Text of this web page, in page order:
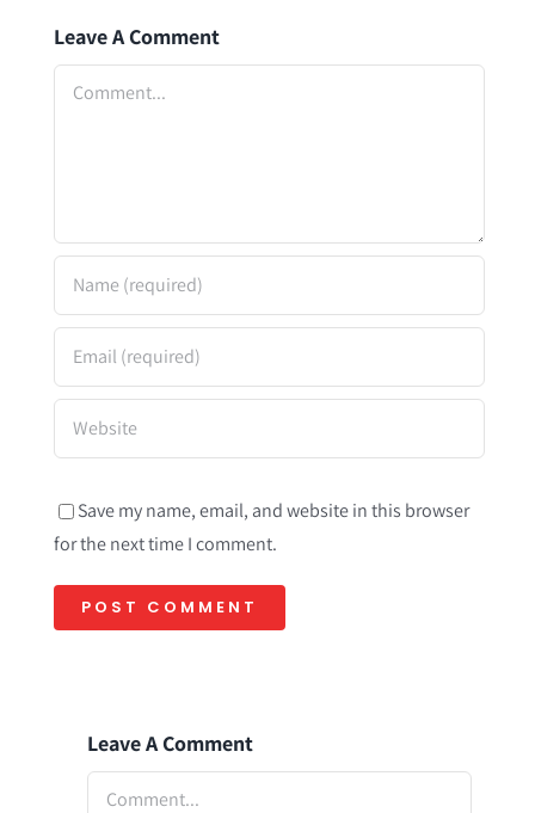
Leave A Comment
Save my name, email, and website in this browser
for the next time I comment.
Leave A Comment